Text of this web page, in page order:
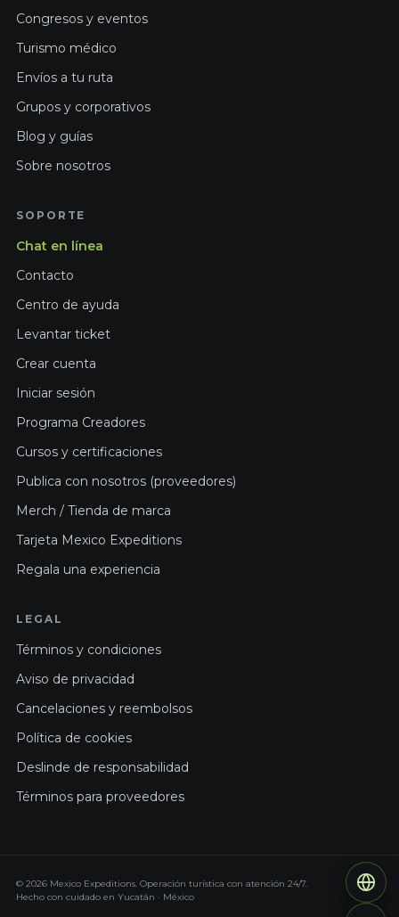
Congresos y eventos
Turismo médico
Envíos a tu ruta
Grupos y corporativos
Blog y guías
Sobre nosotros
SOPORTE
Chat en línea
Contacto
Centro de ayuda
Levantar ticket
Crear cuenta
Iniciar sesión
Programa Creadores
Cursos y certificaciones
Publica con nosotros (proveedores)
Merch / Tienda de marca
Tarjeta Mexico Expeditions
Regala una experiencia
LEGAL
Términos y condiciones
Aviso de privacidad
Cancelaciones y reembolsos
Política de cookies
Deslinde de responsabilidad
Términos para proveedores
© 2026 Mexico Expeditions. Operación turística con atención 24/7.
Hecho con cuidado en Yucatán · México